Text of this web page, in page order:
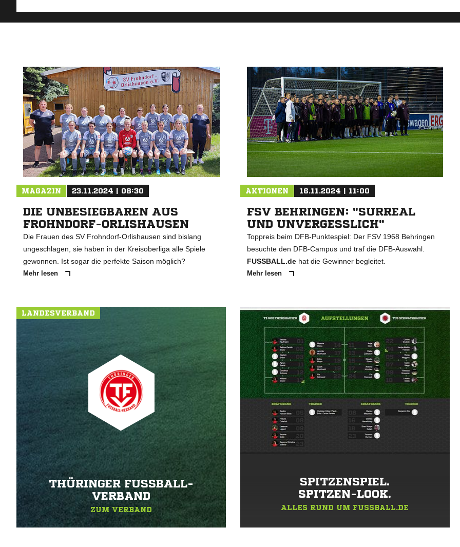
MAGAZIN 23.11.2024 | 08:30
DIE UNBESIEGBAREN AUS
FROHNDORF-ORLISHAUSEN
Die Frauen des SV Frohndorf-Orlishausen sind bislang
ungeschlagen, sie haben in der Kreisoberliga alle Spiele
gewonnen. Ist sogar die perfekte Saison möglich?
Mehr lesen
AKTIONEN 16.11.2024 | 11:00
FSV BEHRINGEN: "SURREAL
UND UNVERGESSLICH"
Toppreis beim DFB-Punktespiel: Der FSV 1968 Behringen
besuchte den DFB-Campus und traf die DFB-Auswahl.
FUSSBALL.dehat die Gewinner begleitet.
Mehr lesen
LANDESVERBAND
THÜRINGER FUSSBALL-V
ERBAND
ZUM VERBAND
SPITZENSPIEL.
SPITZEN-LOOK.
ALLES RUND UM FUSSBALL.DE